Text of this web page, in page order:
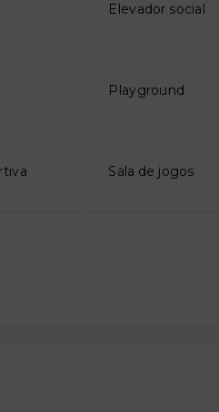
Elevador social
Playground
Sala de jogos